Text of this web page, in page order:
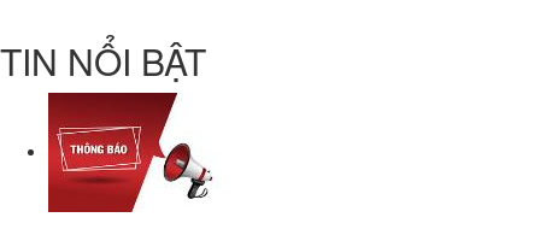
TIN NỔI BẬT